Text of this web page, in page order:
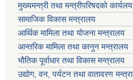
मुख्यमन्त्री तथा मन्त्रीपरिषदकाे कार्यलय
सामाजिक विकास मन्त्रालय
आर्थिक मामिला तथा याेजना मन्त्रालय
आन्तरिक मामिला तथा कानुन मन्त्रालय
भाैतिक पूर्वाधार तथा विकास मन्त्रालय
उद्याेग, वन, पर्यटन तथा वातावरण